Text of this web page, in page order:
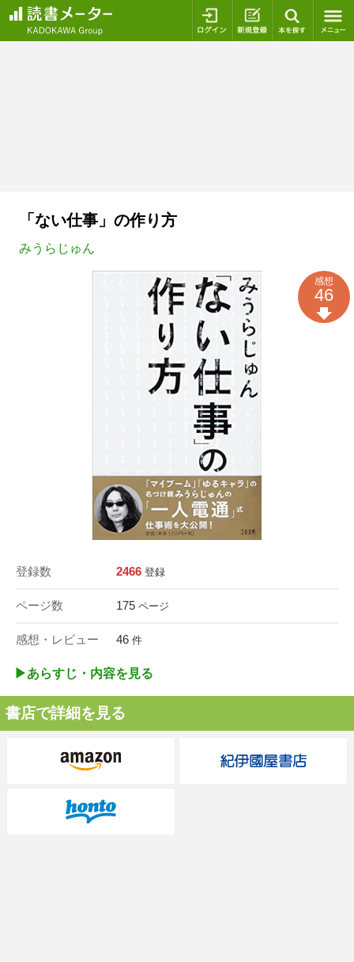
ログイン 新規登録
「ない仕事」の作り方
みうらじゅん
登録数 2466 登録
ページ数 175 ページ
感想・レビュー 46 件
感想
46
▶︎あらすじ・内容を見る
書店で詳細を見る